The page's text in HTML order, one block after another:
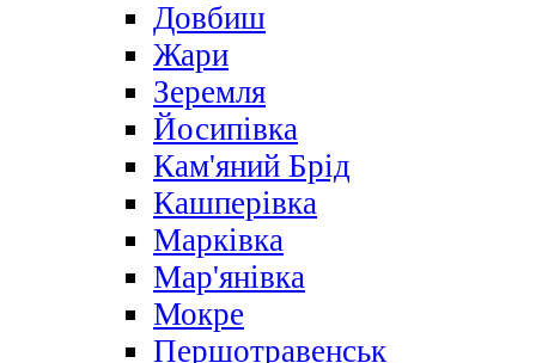
Довбиш
Жари
Зеремля
Йосипівка
Кам'яний Брід
Кашперівка
Марківка
Мар'янівка
Мокре
Першотравенськ